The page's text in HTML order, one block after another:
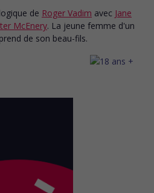
de Roger Vadim avec Jane
McEnery. La jeune femme d'un
de son beau-fils.